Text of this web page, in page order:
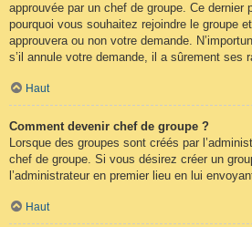
approuvée par un chef de groupe. Ce dernier
pourquoi vous souhaitez rejoindre le groupe et
approuvera ou non votre demande.
s’il annule votre demande, il a sûrement ses
Haut
Comment devenir chef de groupe ?
Lorsque des groupes sont créés par
chef de groupe. Si vous désirez créer un
l’administrateur en premier lieu en lui
Haut